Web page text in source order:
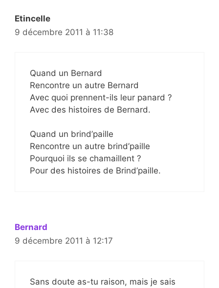
Etincelle
9 décembre 2011 à 11:38
Quand un Bernard
Rencontre un autre Bernard
Avec quoi prennent-ils leur panard ?
Avec des histoires de Bernard.
Quand un brind’paille
Rencontre un autre brind’paille
Pourquoi ils se chamaillent ?
Pour des histoires de Brind’paille.
Bernard
9 décembre 2011 à 12:17
Sans doute as-tu raison, mais je sais